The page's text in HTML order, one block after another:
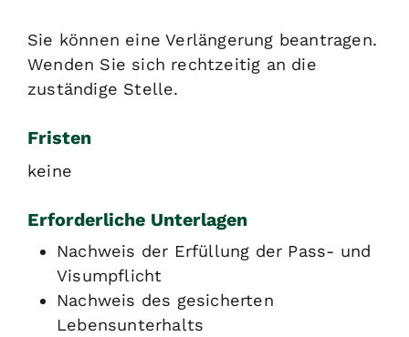
Sie können eine Verlängerung beantragen.
Wenden Sie sich rechtzeitig an die
zuständige Stelle.
Fristen
keine
Erforderliche Unterlagen
Nachweis der Erfüllung der Pass- und
Visumpflicht
Nachweis des gesicherten
Lebensunterhalts